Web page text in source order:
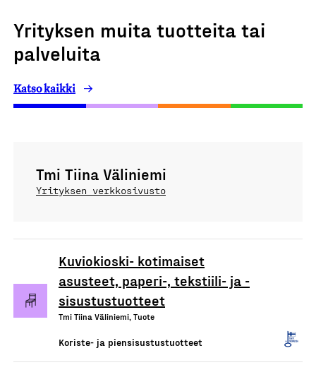
Yrityksen muita tuotteita tai
palveluita
Katso kaikki
Tmi Tiina Väliniemi
Yrityksen verkkosivusto
Kuviokioski- kotimaiset
asusteet, paperi-, tekstiili- ja -
sisustustuotteet
Tmi Tiina Väliniemi, Tuote
Koriste- ja piensisustustuotteet